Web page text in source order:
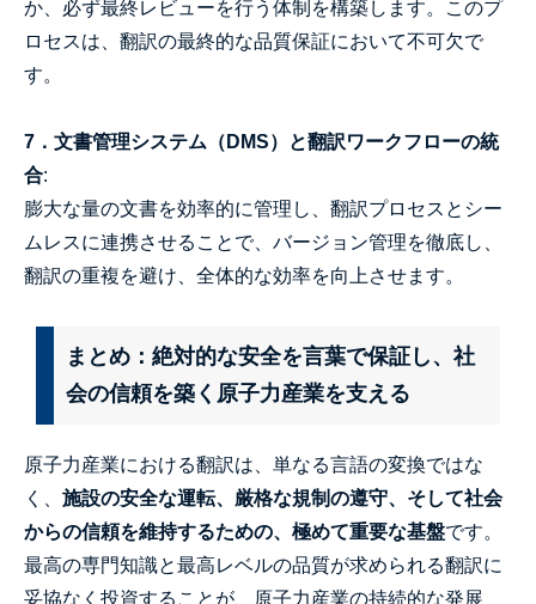
か、必ず最終レビューを行う体制を構築します。このプ
ロセスは、翻訳の最終的な品質保証において不可欠で
す。
7．文書管理システム（DMS）と翻訳ワークフローの統
合:
膨大な量の文書を効率的に管理し、翻訳プロセスとシー
ムレスに連携させることで、バージョン管理を徹底し、
翻訳の重複を避け、全体的な効率を向上させます。
まとめ：絶対的な安全を言葉で保証し、社
会の信頼を築く原子力産業を支える
原子力産業における翻訳は、単なる言語の変換ではな
く、 施設の安全な運転、厳格な規制の遵守、そして社会
からの信頼を維持するための、極めて重要な基盤です。
最高の専門知識と最高レベルの品質が求められる翻訳に
妥協なく投資することが、原子力産業の持続的な発展